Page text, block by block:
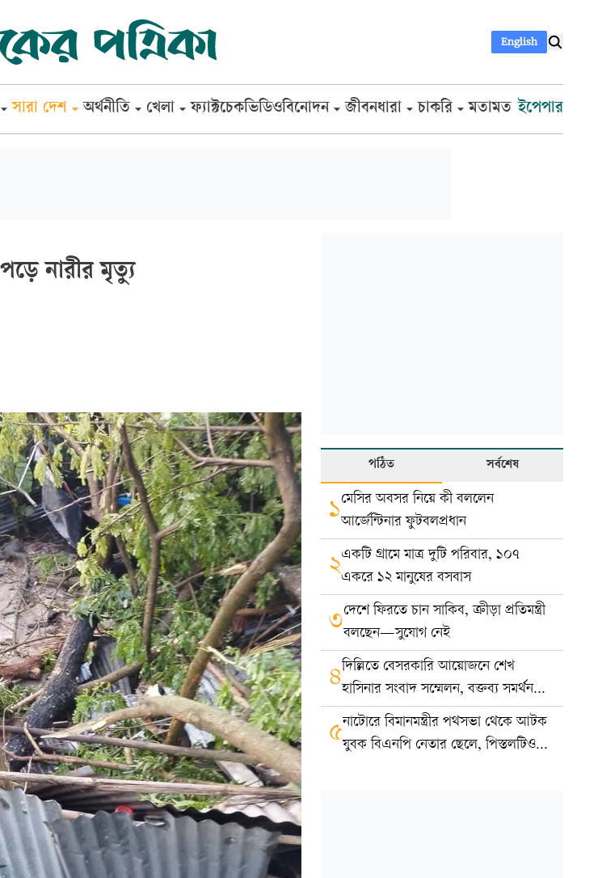
English
সারা দেশ অর্থনীতি খেলা ফ্যাক্টচেকভিডিওবিনোদন জীবনধারা চাকরি মতামত ইপেপার
নারীর মৃত্যু
পঠিত সর্বশেষ
১মেসির অবসর নিয়ে কী বললেন
আর্জেন্টিনার ফুটবলপ্রধান
২একটি গ্রামে মাত্র দুটি পরিবার, ১০৭
একরে ১২ মানুষের বসবাস
৩দেশে ফিরতে চান সাকিব, ক্রীড়া প্রতিমন্ত্রী
বলছেন—সুযোগ নেই
৪দিল্লিতে বেসরকারি আয়োজনে শেখ
হাসিনার সংবাদ সম্মেলন, বক্তব্য সমর্থন
করে না সরকার: ভারত
৫নাটোরে বিমানমন্ত্রীর পথসভা থেকে আটক
যুবক বিএনপি নেতার ছেলে, পিস্তলটিও